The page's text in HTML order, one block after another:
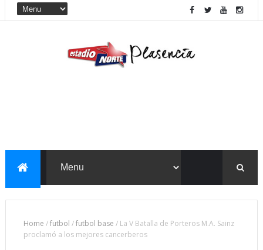
Home /futbol /futbol base / La V Batalla de Porteros M.A. Sainz
proclamó a los mejores cancerberos